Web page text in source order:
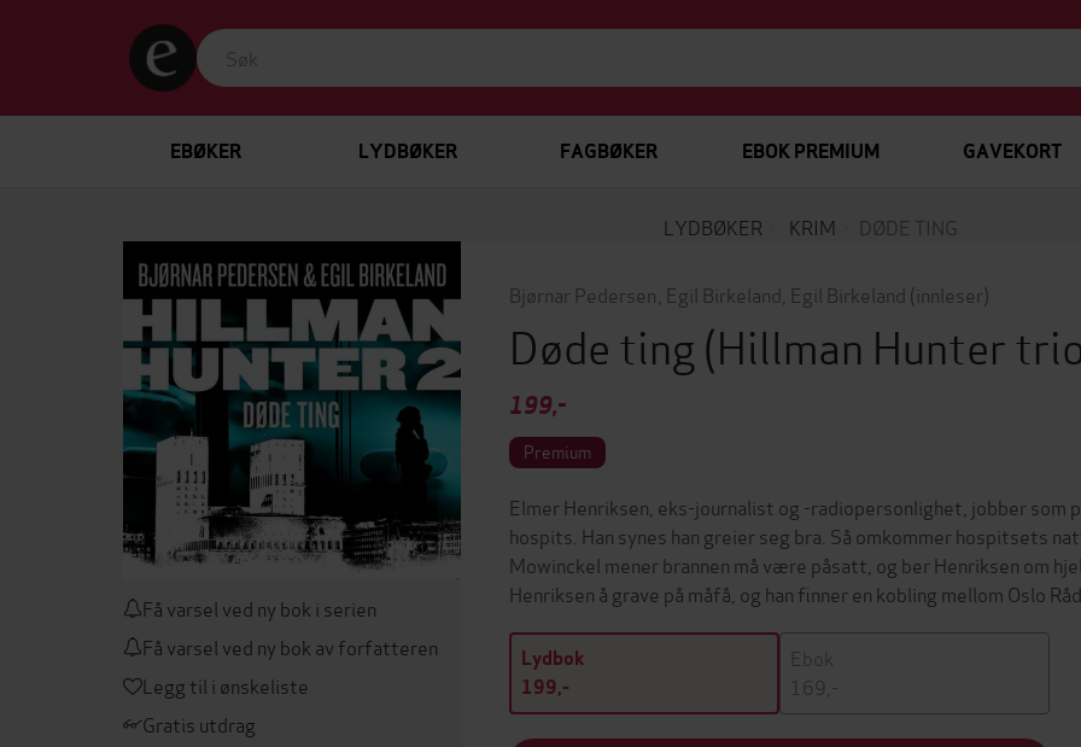
EBØKER LYDBØKER FAGBØKER EBOK PREMIUM GAVEKORT
LYDBØKER KRIM DØDE TING
Få varsel ved ny bok i serien
Få varsel ved ny bok av forfatteren
Legg til i ønskeliste
Gratis utdrag
Bjørnar Pedersen Egil Birkeland Egil Birkeland (innleser)
Døde ting(Hillman Hunter
199,-
Premium
Elmer Henriksen, eks-journalist og -radiopersonlighet, jobber
hospits. Han synes han greier seg bra. Så omkommer hospitsets
Mowinckel mener brannen må være påsatt, og ber Henriksen om
Henriksen å grave på måfå, og han finner en kobling mellom Oslo
Lydbok
199,-
Ebok
169,-